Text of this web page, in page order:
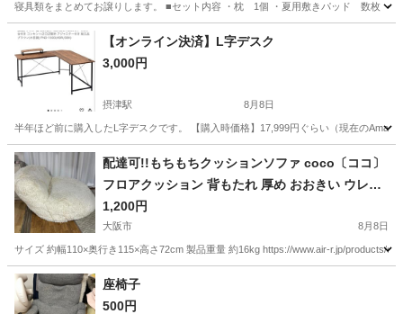
寝具類をまとめてお譲りします。 ■セット内容 ・枕 1個 ・夏用敷きパッド 数枚 ・
大阪 摂津市 摂津駅 寝具 パッド
【オンライン決済】L字デスク
3,000円
摂津駅 8月8日
半年ほど前に購入したL字デスクです。 【購入時価格】17,999円ぐらい（現在の
大阪 摂津市 摂津駅 テーブル
配達可!!もちもちクッションソファ coco〔ココ〕
フロアクッション 背もたれ 厚め おおきい ウレタ
ン
1,200円
大阪市 8月8日
サイズ 約幅110×奥行き115×高さ72cm 製品重量 約16kg https://www.air-r.jp/products/
大阪 大阪市 ソファ
座椅子
500円